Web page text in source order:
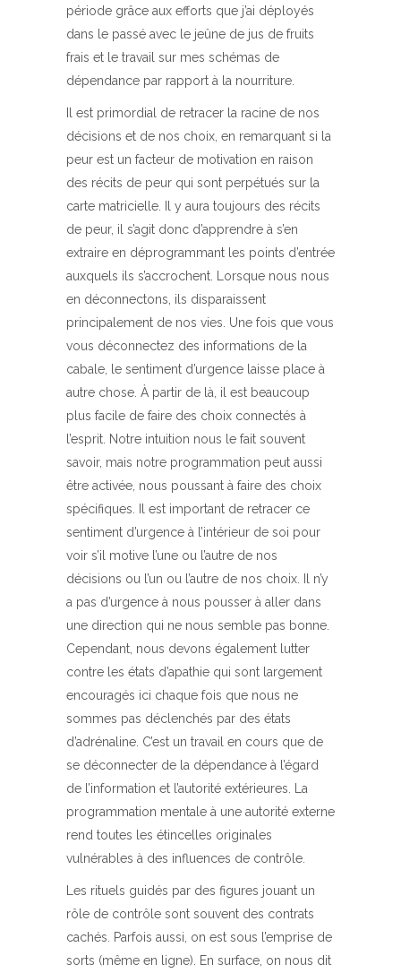
période grâce aux efforts que j’ai déployés
dans le passé avec le jeûne de jus de fruits
frais et le travail sur mes schémas de
dépendance par rapport à la nourriture.
Il est primordial de retracer la racine de nos
décisions et de nos choix, en remarquant si la
peur est un facteur de motivation en raison
des récits de peur qui sont perpétués sur la
carte matricielle. Il y aura toujours des récits
de peur, il s’agit donc d’apprendre à s’en
extraire en déprogrammant les points d’entrée
auxquels ils s’accrochent. Lorsque nous nous
en déconnectons, ils disparaissent
principalement de nos vies. Une fois que vous
vous déconnectez des informations de la
cabale, le sentiment d’urgence laisse place à
autre chose. À partir de là, il est beaucoup
plus facile de faire des choix connectés à
l’esprit. Notre intuition nous le fait souvent
savoir, mais notre programmation peut aussi
être activée, nous poussant à faire des choix
spécifiques. Il est important de retracer ce
sentiment d’urgence à l’intérieur de soi pour
voir s’il motive l’une ou l’autre de nos
décisions ou l’un ou l’autre de nos choix. Il n’y
a pas d’urgence à nous pousser à aller dans
une direction qui ne nous semble pas bonne.
Cependant, nous devons également lutter
contre les états d’apathie qui sont largement
encouragés ici chaque fois que nous ne
sommes pas déclenchés par des états
d’adrénaline. C’est un travail en cours que de
se déconnecter de la dépendance à l’égard
de l’information et l’autorité extérieures. La
programmation mentale à une autorité externe
rend toutes les étincelles originales
vulnérables à des influences de contrôle.
Les rituels guidés par des figures jouant un
rôle de contrôle sont souvent des contrats
cachés. Parfois aussi, on est sous l’emprise de
sorts (même en ligne). En surface, on nous dit